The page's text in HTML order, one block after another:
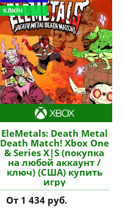
КЛЮЧ
EleMetals: Death Metal
Death Match! Xbox One
& Series X|S (покупка
на любой аккаунт /
ключ) (США) купить
игру
От 1 434 руб.